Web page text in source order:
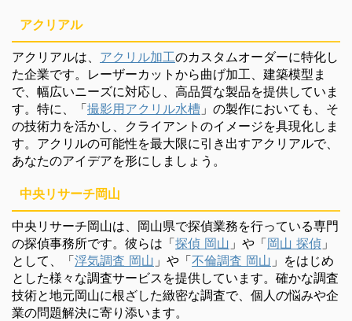
アクリアル
アクリアルは、 アクリル加工のカスタムオーダーに特化し
た企業です。レーザーカットから曲げ加工、建築模型ま
で、幅広いニーズに対応し、高品質な製品を提供していま
す。特に、「撮影用アクリル水槽 」の製作においても、そ
の技術力を活かし、クライアントのイメージを具現化しま
す。アクリルの可能性を最大限に引き出すアクリアルで、
あなたのアイデアを形にしましょう。
中央リサーチ岡山
中央リサーチ岡山は、岡山県で探偵業務を行っている専門
の探偵事務所です。彼らは「探偵 岡山 」や「岡山 探偵 」
として、「浮気調査 岡山 」や「不倫調査 岡山 」をはじめ
とした様々な調査サービスを提供しています。確かな調査
技術と地元岡山に根ざした緻密な調査で、個人の悩みや企
業の問題解決に寄り添います。